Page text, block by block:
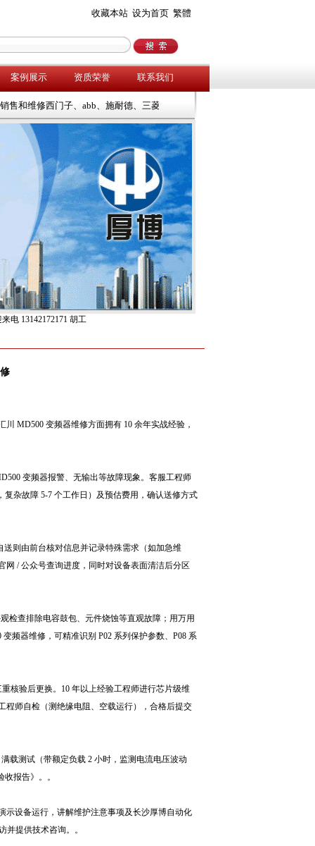
收藏本站 设为首页 繁體
案例展示 资质荣誉 联系我们
售和维修西门子、abb、施耐德、三菱、安川、欧陆等工控产品，欢迎来电咨
电 13142172171 胡工
MD500 变频器维修方面拥有 10 余年实战经验，
变频器报警、无输出等故障现象。客服工程师
杂故障 5-7 个工作日）及预估费用，确认送修方式
则由前台核对信息并记录特殊需求（如加急维
/ 公众号查询进度，同时对设备表面清洁后分区
检查排除电容鼓包、元件烧蚀等直观故障；用万用
频器维修，可精准识别 P02 系列保护参数、P08 系
核验后更换。10 年以上经验工程师进行芯片级维
程师自检（测绝缘电阻、空载运行），合格后提交
载测试（带额定负载 2 小时，监测电流电压波动
报告》。。
示设备运行，讲解维护注意事项及长沙厚博自动化
并提供技术咨询。。